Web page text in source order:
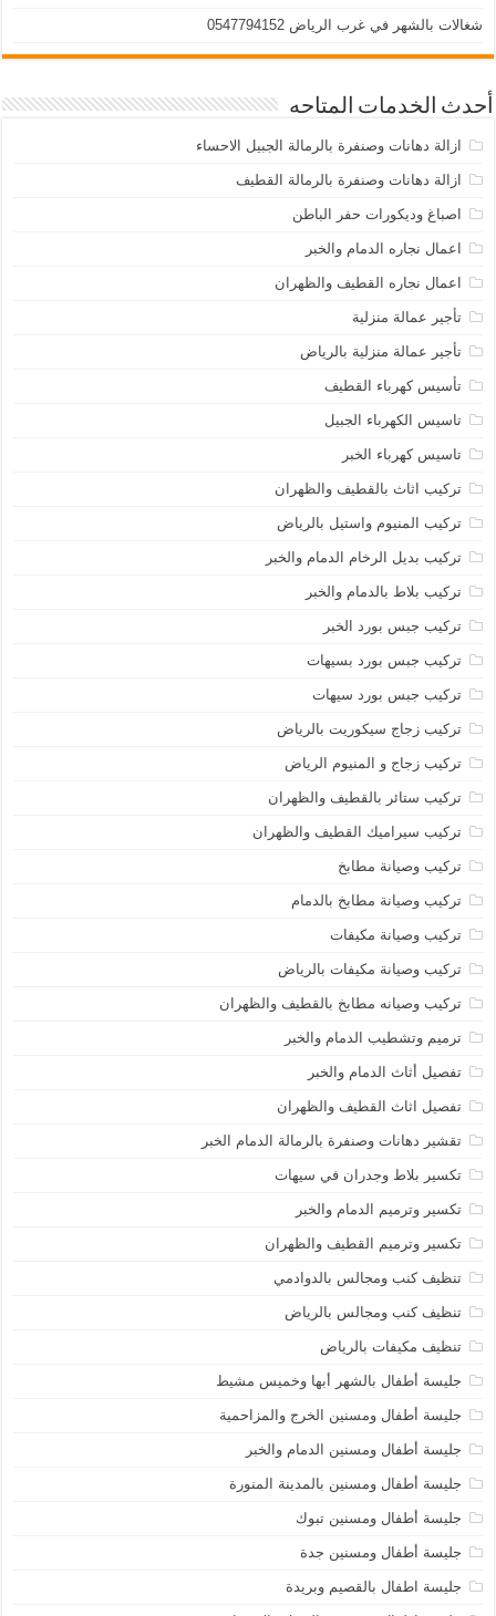
شغالات بالشهر في غرب الرياض 0547794152
أحدث الخدمات المتاحه
ازالة دهانات وصنفرة بالرمالة الجبيل الاحساء
ازالة دهانات وصنفرة بالرمالة القطيف
اصباغ وديكورات حفر الباطن
اعمال نجاره الدمام والخبر
اعمال نجاره القطيف والظهران
تأجير عمالة منزلية
تأجير عمالة منزلية بالرياض
تأسيس كهرباء القطيف
تاسيس الكهرباء الجبيل
تاسيس كهرباء الخبر
تركيب اثاث بالقطيف والظهران
تركيب المنيوم واستيل بالرياض
تركيب بديل الرخام الدمام والخبر
تركيب بلاط بالدمام والخبر
تركيب جبس بورد الخبر
تركيب جبس بورد بسيهات
تركيب جبس بورد سيهات
تركيب زجاج سيكوريت بالرياض
تركيب زجاج و المنيوم الرياض
تركيب ستائر بالقطيف والظهران
تركيب سيراميك القطيف والظهران
تركيب وصيانة مطابخ
تركيب وصيانة مطابخ بالدمام
تركيب وصيانة مكيفات
تركيب وصيانة مكيفات بالرياض
تركيب وصيانه مطابخ بالقطيف والظهران
ترميم وتشطيب الدمام والخبر
تفصيل أثاث الدمام والخبر
تفصيل اثاث القطيف والظهران
تقشير دهانات وصنفرة بالرمالة الدمام الخبر
تكسير بلاط وجدران في سيهات
تكسير وترميم الدمام والخبر
تكسير وترميم القطيف والظهران
تنظيف كنب ومجالس بالدوادمي
تنظيف كنب ومجالس بالرياض
تنظيف مكيفات بالرياض
جليسة أطفال بالشهر أبها وخميس مشيط
جليسة أطفال ومسنين الخرج والمزاحمية
جليسة أطفال ومسنين الدمام والخبر
جليسة أطفال ومسنين بالمدينة المنورة
جليسة أطفال ومسنين تبوك
جليسة أطفال ومسنين جدة
جليسة اطفال بالقصيم وبريدة